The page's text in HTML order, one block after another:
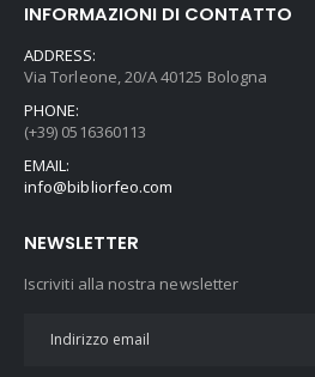
INFORMAZIONI DI CONTATTO
ADDRESS:
Via Torleone, 20/A 40125 Bologna
PHONE:
(+39) 0516360113
EMAIL:
info@bibliorfeo.com
NEWSLETTER
Iscriviti alla nostra newsletter